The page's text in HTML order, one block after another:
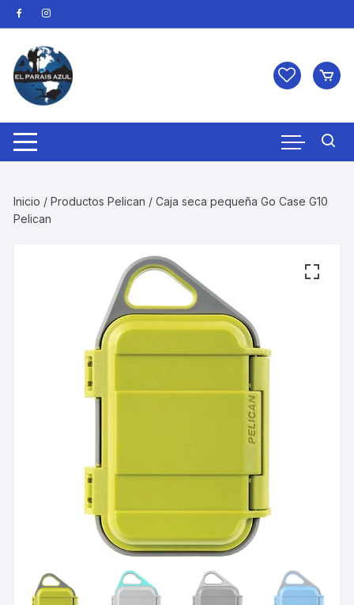
Saltar
al
contenido
Inicio /Productos Pelican / Caja seca pequeña Go Case G10
Pelican